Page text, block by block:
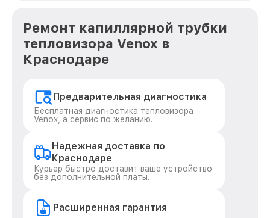
Ремонт капиллярной трубки
тепловизора Venox в
Краснодаре
Предварительная диагностика
Бесплатная диагностика тепловизора
Venox, а сервис по желанию.
Надежная доставка по
Краснодаре
Курьер быстро доставит ваше устройство
без дополнительной платы.
Расширенная гарантия